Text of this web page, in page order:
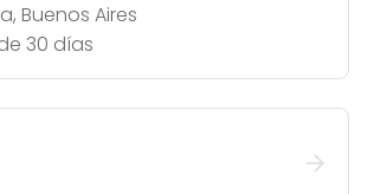
Buenos Aires
30 días